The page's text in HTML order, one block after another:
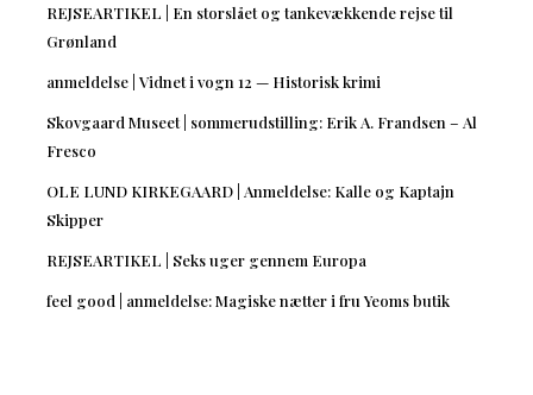
REJSEARTIKEL | En storslået og tankevækkende rejse til
Grønland
anmeldelse | Vidnet i vogn 12 — Historisk krimi
Skovgaard Museet | sommerudstilling: Erik A. Frandsen – Al
Fresco
OLE LUND KIRKEGAARD | Anmeldelse: Kalle og Kaptajn
Skipper
REJSEARTIKEL | Seks uger gennem Europa
feel good | anmeldelse: Magiske nætter i fru Yeoms butik